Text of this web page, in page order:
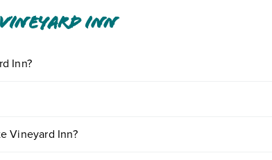
Inn
Inn?
Vineyard Inn?